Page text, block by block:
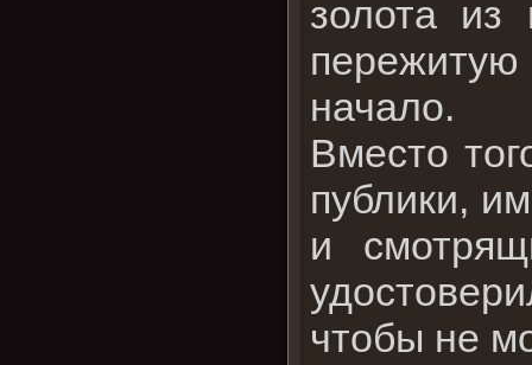
золота из
начало.
Вместо
публики,
и
чтобы не